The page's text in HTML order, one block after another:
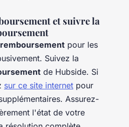
et suivre la
pour les
Suivez la
de Hubside. Si
sur ce site internet pour
Assurez-
l'état de votre